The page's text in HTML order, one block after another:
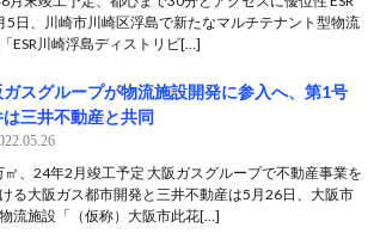
5日、川崎市川崎区浮島で新たなマルチテナント型物流
ESR川崎浮島ディストリビ[…]
ガスグループが物流施設開発に参入へ、第1号
三井不動産と共同
㎡、24年2月竣工予定 大阪ガスグループで不動産事業を
る大阪ガス都市開発と三井不動産は5月26日、大阪市
流施設「（仮称）大阪市此花[…]